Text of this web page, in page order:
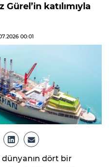
katılımıyla
00:01
dört bir